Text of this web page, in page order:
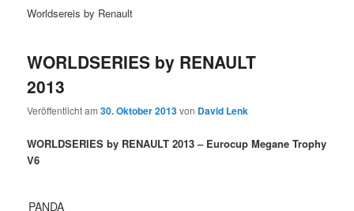
Worldsereis by Renault
WORLDSERIES by RENAULT
2013
Veröffentlicht am30. Oktober 2013von David Lenk
WORLDSERIES by RENAULT 2013 – Eurocup Megane Trophy
V6
PANDA